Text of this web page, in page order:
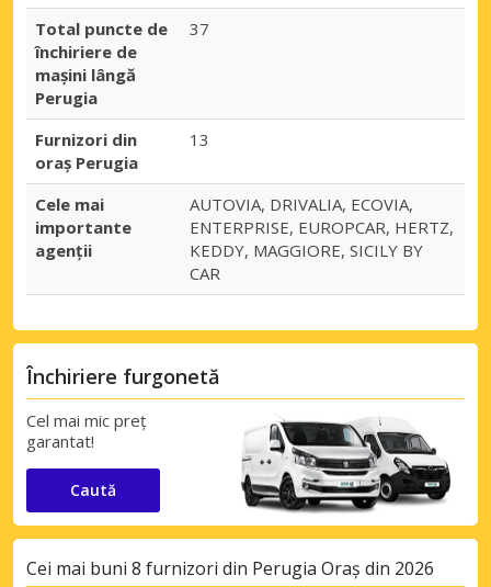
Total puncte de
închiriere de
mașini lângă
Perugia
37
Furnizori din
oraș Perugia
13
Cele mai
importante
agenții
AUTOVIA, DRIVALIA, ECOVIA,
ENTERPRISE, EUROPCAR, HERTZ,
KEDDY, MAGGIORE, SICILY BY
CAR
Închiriere furgonetă
Cel mai mic preț
garantat!
Caută
Cei mai buni 8 furnizori din Perugia Oraș din 2026